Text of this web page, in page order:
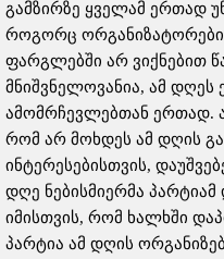
გამზირზე ყველამ ერთად
როგორც
ფარგლებში არ ვიქნებით
მნიშვნელოვანია, ამ
ამომრჩევლებთან ერთად.
რომ არ მოხდეს ამ დღის
ინტერესებისთვის,
დღე ნებისმიერმა პარტიამ
იმისთვის, რომ ხალხში
პარტია ამ დღის